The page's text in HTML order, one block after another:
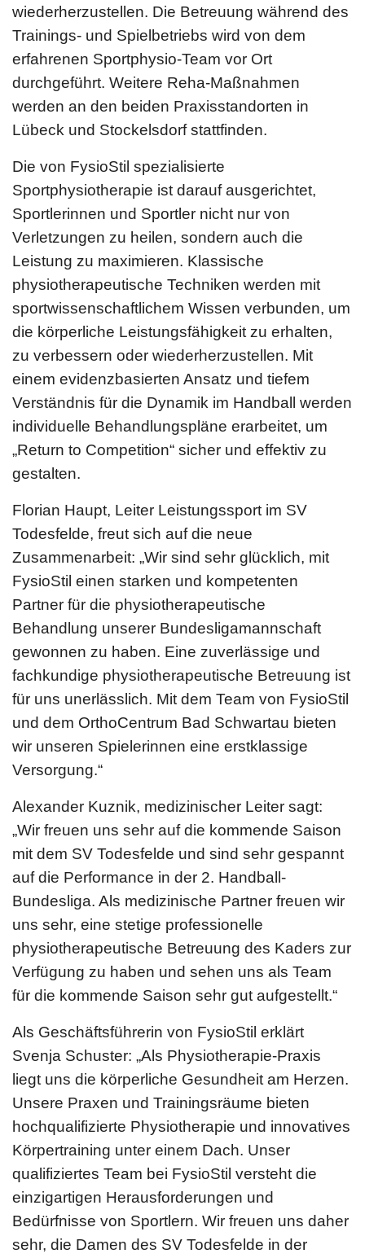
wiederherzustellen. Die Betreuung während des
Trainings- und Spielbetriebs wird von dem
erfahrenen Sportphysio-Team vor Ort
durchgeführt. Weitere Reha-Maßnahmen
werden an den beiden Praxisstandorten in
Lübeck und Stockelsdorf stattfinden.
Die von FysioStil spezialisierte
Sportphysiotherapie ist darauf ausgerichtet,
Sportlerinnen und Sportler nicht nur von
Verletzungen zu heilen, sondern auch die
Leistung zu maximieren. Klassische
physiotherapeutische Techniken werden mit
sportwissenschaftlichem Wissen verbunden, um
die körperliche Leistungsfähigkeit zu erhalten,
zu verbessern oder wiederherzustellen. Mit
einem evidenzbasierten Ansatz und tiefem
Verständnis für die Dynamik im Handball werden
individuelle Behandlungspläne erarbeitet, um
„Return to Competition“ sicher und effektiv zu
gestalten.
Florian Haupt, Leiter Leistungssport im SV
Todesfelde, freut sich auf die neue
Zusammenarbeit: „Wir sind sehr glücklich, mit
FysioStil einen starken und kompetenten
Partner für die physiotherapeutische
Behandlung unserer Bundesligamannschaft
gewonnen zu haben. Eine zuverlässige und
fachkundige physiotherapeutische Betreuung ist
für uns unerlässlich. Mit dem Team von FysioStil
und dem OrthoCentrum Bad Schwartau bieten
wir unseren Spielerinnen eine erstklassige
Versorgung.“
Alexander Kuznik, medizinischer Leiter sagt:
„Wir freuen uns sehr auf die kommende Saison
mit dem SV Todesfelde und sind sehr gespannt
auf die Performance in der 2. Handball-
Bundesliga. Als medizinische Partner freuen wir
uns sehr, eine stetige professionelle
physiotherapeutische Betreuung des Kaders zur
Verfügung zu haben und sehen uns als Team
für die kommende Saison sehr gut aufgestellt.“
Als Geschäftsführerin von FysioStil erklärt
Svenja Schuster: „Als Physiotherapie-Praxis
liegt uns die körperliche Gesundheit am Herzen.
Unsere Praxen und Trainingsräume bieten
hochqualifizierte Physiotherapie und innovatives
Körpertraining unter einem Dach. Unser
qualifiziertes Team bei FysioStil versteht die
einzigartigen Herausforderungen und
Bedürfnisse von Sportlern. Wir freuen uns daher
sehr, die Damen des SV Todesfelde in der